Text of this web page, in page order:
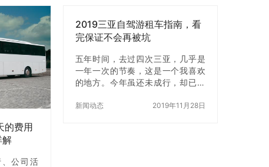
的费用
解
公司活
2019三亚自驾游租车指南，看
完保证不会再被坑
五年时间，去过四次三亚，几乎是
一年一次的节奏，这是一个我喜欢
的地方。今年虽还未成行，却已是
除了泡酒店、吃海鲜/热带水果和包
新闻动态 2019年11月28日